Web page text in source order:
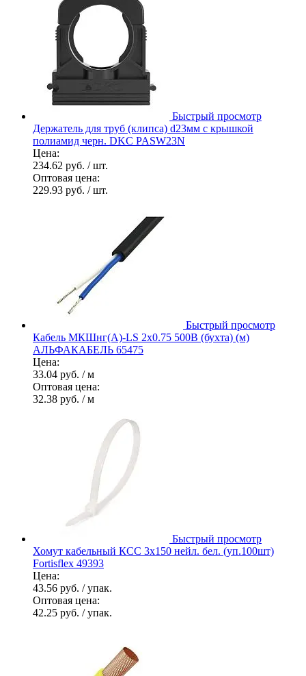
Быстрый просмотр
Держатель для труб (клипса) d23мм с крышкой
полиамид черн. DKC PASW23N
Цена:
234.62 руб. / шт.
Оптовая цена:
229.93 руб. / шт.
Быстрый просмотр
Кабель МКШнг(А)-LS 2х0.75 500В (бухта) (м)
АЛЬФАКАБЕЛЬ 65475
Цена:
33.04 руб. / м
Оптовая цена:
32.38 руб. / м
Быстрый просмотр
Хомут кабельный КСС 3х150 нейл. бел. (уп.100шт)
Fortisflex 49393
Цена:
43.56 руб. / упак.
Оптовая цена:
42.25 руб. / упак.